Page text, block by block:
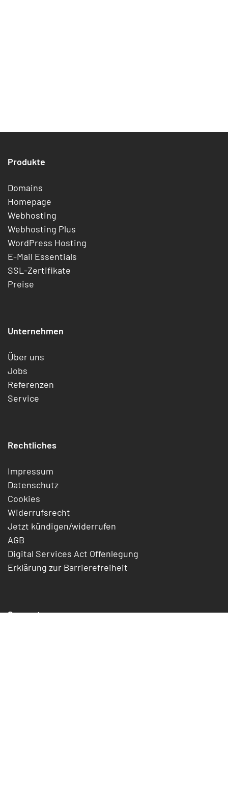
Produkte
Domains
Homepage
Webhosting
Webhosting Plus
WordPress Hosting
E-Mail Essentials
SSL-Zertifikate
Preise
Unternehmen
Über uns
Jobs
Referenzen
Service
Rechtliches
Impressum
Datenschutz
Cookies
Widerrufsrecht
Jetzt kündigen/widerrufen
AGB
Digital Services Act Offenlegung
Erklärung zur Barrierefreiheit
Support